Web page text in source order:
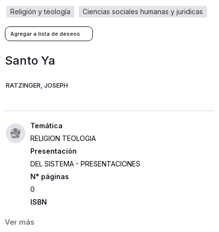
ciencias sociales humanas y juridicas
religión y teología
Santo Ya
RATZINGER, JOSEPH
RELIGION TEOLOGIA
Presentación
DEL SISTEMA - PRESENTACIONES
0
ISBN
Editorial